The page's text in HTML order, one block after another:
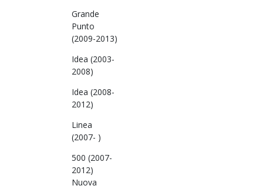
Grande
Punto
(2009-2013)
Idea (2003-
2008)
Idea (2008-
2012)
Linea
(2007- )
500 (2007-
2012)
Nuova